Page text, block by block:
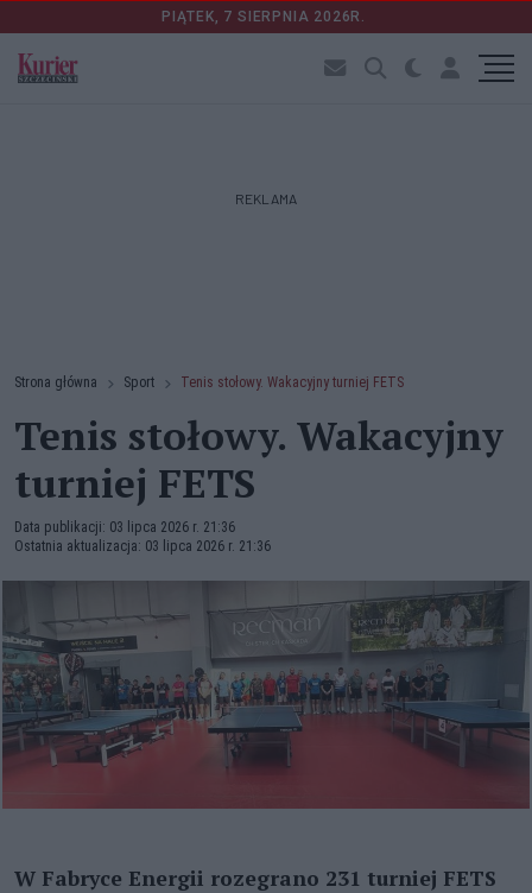
PIĄTEK, 7 SIERPNIA 2026R.
REKLAMA
Strona główna Sport Tenis stołowy. Wakacyjny turniej FETS
Tenis stołowy. Wakacyjny
turniej FETS
Data publikacji: 03 lipca 2026 r. 21:36
Ostatnia aktualizacja: 03 lipca 2026 r. 21:36
W Fabryce Energii rozegrano 231 turniej FETS